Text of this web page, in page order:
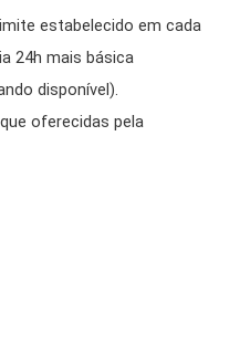
estabelecido em cada
24h mais básica
disponível).
oferecidas pela